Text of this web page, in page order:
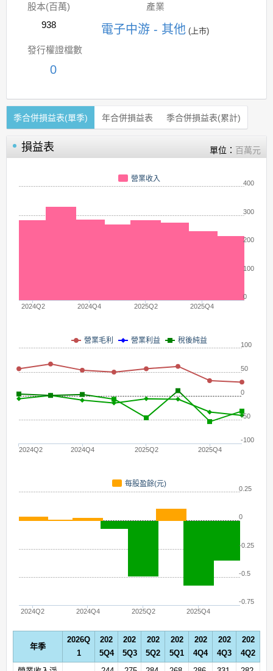
股本(百萬)
938
產業
電子中游 - 其他 (上市)
發行權證檔數
0
季合併損益表(單季) 年合併損益表 季合併損益表(累計)
損益表 單位： 百萬元
營業收入
2024Q2 2024Q4 2025Q2 2025Q4
0
100
200
300
400
營業毛利 營業利益 稅後純益
2024Q2 2024Q4 2025Q2 2025Q4
-100
-50
0
50
100
每股盈餘(元)
2024Q2 2024Q4 2025Q2 2025Q4
-0.75
-0.5
-0.25
0
0.25
年季
2026Q
1
202
5Q4
202
5Q3
202
5Q2
202
5Q1
202
4Q4
202
4Q3
202
4Q2